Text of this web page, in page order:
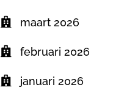
maart 2026
februari 2026
januari 2026